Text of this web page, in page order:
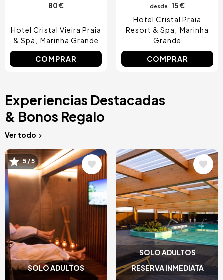
80 €
Hotel Cristal Vieira Praia
& Spa
Marinha Grande
COMPRAR
desde
15 €
Hotel Cristal Praia
Resort & Spa
Marinha
Grande
COMPRAR
Experiencias Destacadas
& Bonos Regalo
Ver todo
SOLO ADULTOS
Image
5 / 5
SOLO ADULTOS
RESERVA INMEDIATA
Image